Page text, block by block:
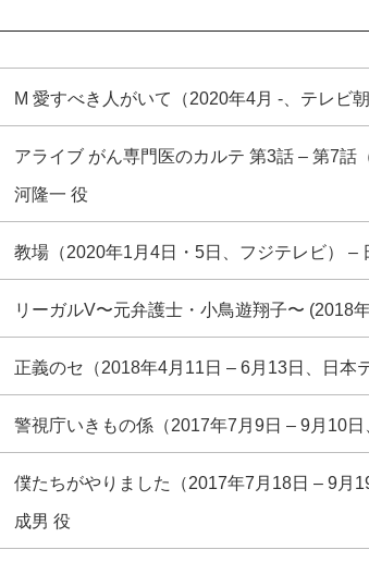
M 愛すべき人がいて（2020年4月 -、テレビ
アライブ がん専門医のカルテ 第3話 – 第7話
河隆一 役
教場（2020年1月4日・5日、フジテレビ） –
リーガルV〜元弁護士・小鳥遊翔子〜 (2018
正義のセ（2018年4月11日 – 6月13日、日本
警視庁いきもの係（2017年7月9日 – 9月10
僕たちがやりました（2017年7月18日 – 9月
成男 役